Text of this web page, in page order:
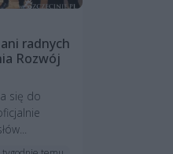
radnych
Rozwój
się do